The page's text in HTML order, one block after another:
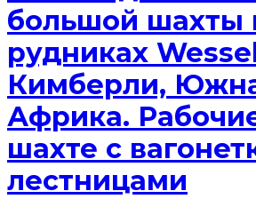
большой шахты
рудниках
Кимберли,
Африка.
шахте с
лестницами